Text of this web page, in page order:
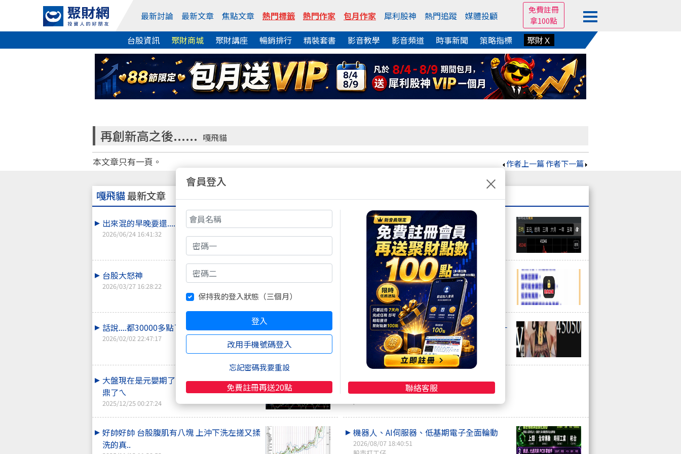
最新討論 最新文章 焦點文章 熱門標籤 熱門作家 包月作家 犀利股神 熱門追蹤 媒體投顧
免費註冊
拿100點
台股資訊 聚財商城 聚財講座 暢銷排行 精裝套書 影音教學 影音頻道 時事新聞 策略指標 聚財Ｘ
再創新高之後...... 嘎飛貓
本文章只有一頁。 作者上一篇作者下一篇
嘎飛貓最新文章
出來混的早晚要還.....這就是江湖
2026/06/24 16:41:32
台股大怒神
2026/03/27 16:28:22
話說....都30000多點了啊!!!
2026/02/02 22:47:17
大盤現在是元嬰期了嗎? 仙逆的王林都要問
鼎了ㄟ
2025/12/25 00:27:24
好帥好帥 台股腹肌有八塊 上沖下洗左搓又揉
洗的真..
熱門焦點文章
妥妥的千點行情 就看你想不想要而已
2026/08/08 12:39:00
咖啡好喝
下週啟動第二階段反彈(8/7夜盤 衝浪日誌)
2026/08/07 21:52:32
Logan羅根
ＶＩＰ哥，這道符，舒服嗎？哥，快聽我一
言，不害哥
2026/08/07 21:10:06
2026-08-07重要財經新聞總結
2026/08/07 21:09:17
機器人、AI伺服器、低基期電子全面輪動
2026/08/07 18:40:51
會員登入 ×
保持我的登入狀態（三個月）
登入
改用手機號碼登入
忘記密碼我要重設
免費註冊再送20點 聯絡客服